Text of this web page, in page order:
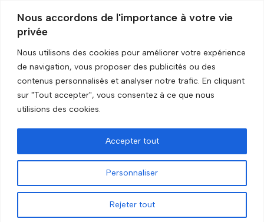
Nous accordons de l'importance à votre vie
privée
Nous utilisons des cookies pour améliorer votre expérience
de navigation, vous proposer des publicités ou des
contenus personnalisés et analyser notre trafic. En cliquant
sur "Tout accepter", vous consentez à ce que nous
utilisions des cookies.
Personnaliser
Rejeter tout
Accepter tout
Aller
au
contenu
Accueil»Archives pour GRIP Recherche
GRIP Recherche